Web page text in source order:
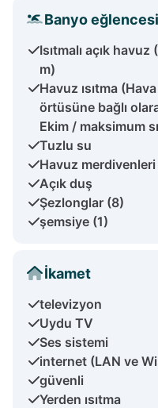
Banyo eğlencesi
Isıtmalı açık
m)
Havuz ısıtma
örtüsüne bağlı
Ekim / maksimum
Tuzlu su
Havuz merdivenleri
Açık duş
Şezlonglar (8)
şemsiye (1)
İkamet
televizyon
Uydu TV
Ses sistemi
internet (LAN ve
güvenli
Yerden ısıtma